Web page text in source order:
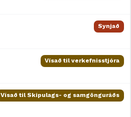
Synjað
Vísað til verkefnisstjóra
Vísað til Skipulags- og samgönguráðs